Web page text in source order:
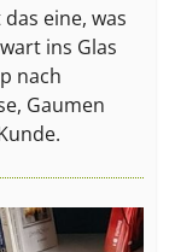
eine, was
ins Glas
nach
Gaumen